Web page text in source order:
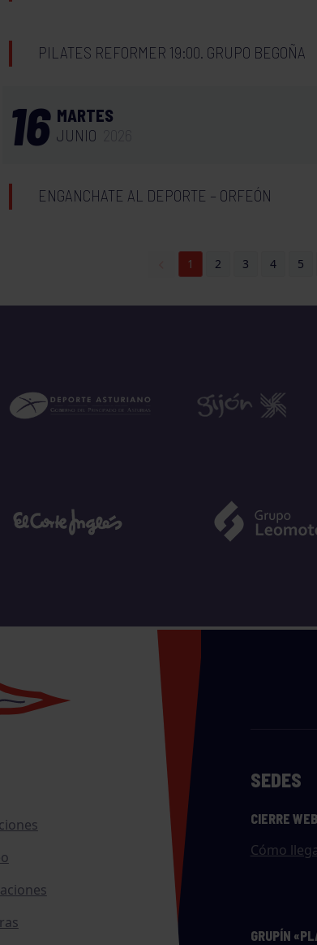
PILATES REFORMER 19:00. GRUPO BEGOÑA
16 MARTES
JUNIO
ENGANCHATE AL DEPORTE – ORFEÓN
1 2 3 4 5
SEDES
CIERRE
Cómo
GRUPÍN